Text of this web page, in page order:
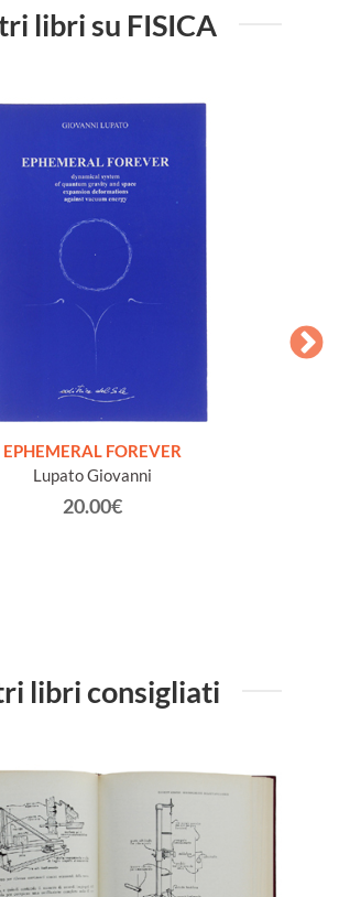
libri su FISICA
EPHEMERAL FOREVER
Lupato Giovanni
20.00€
libri consigliati